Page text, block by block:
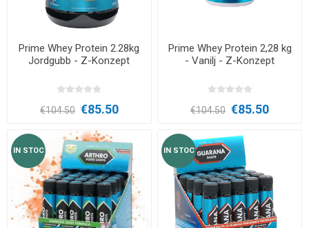
Prime Whey Protein 2.28kg
Jordgubb - Z-Konzept
€104.50 €85.50
Prime Whey Protein 2,28 kg
- Vanilj - Z-Konzept
€104.50 €85.50
IN STOC IN STOC